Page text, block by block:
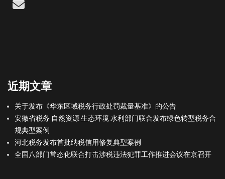
Email
近期文章
关于发布《华东区域税务行政处罚裁量基准》的公告
安徽省税务 自然资源 生态环境 水利部门联合发布绿色转型税务合
规典型案例
河北税务发布首批纳税信用修复典型案例
全国八部门常态化联合打击涉税违法犯罪工作推进会议在京召开